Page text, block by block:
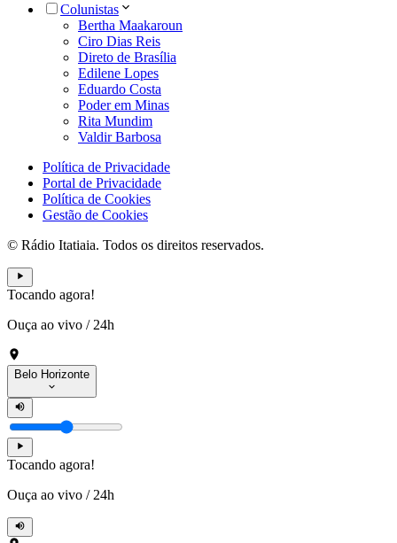
Colunistas
Bertha Maakaroun
Ciro Dias Reis
Direto de Brasília
Edilene Lopes
Eduardo Costa
Poder em Minas
Rita Mundim
Valdir Barbosa
Política de Privacidade
Portal de Privacidade
Política de Cookies
Gestão de Cookies
© Rádio Itatiaia. Todos os direitos reservados.
Tocando agora!
Ouça ao vivo / 24h
Belo Horizonte
Tocando agora!
Ouça ao vivo / 24h